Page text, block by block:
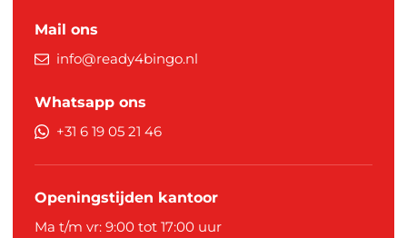
Mail ons
info@ready4bingo.nl
Whatsapp ons
+31 6 19 05 21 46
Openingstijden kantoor
Ma t/m vr: 9:00 tot 17:00 uur